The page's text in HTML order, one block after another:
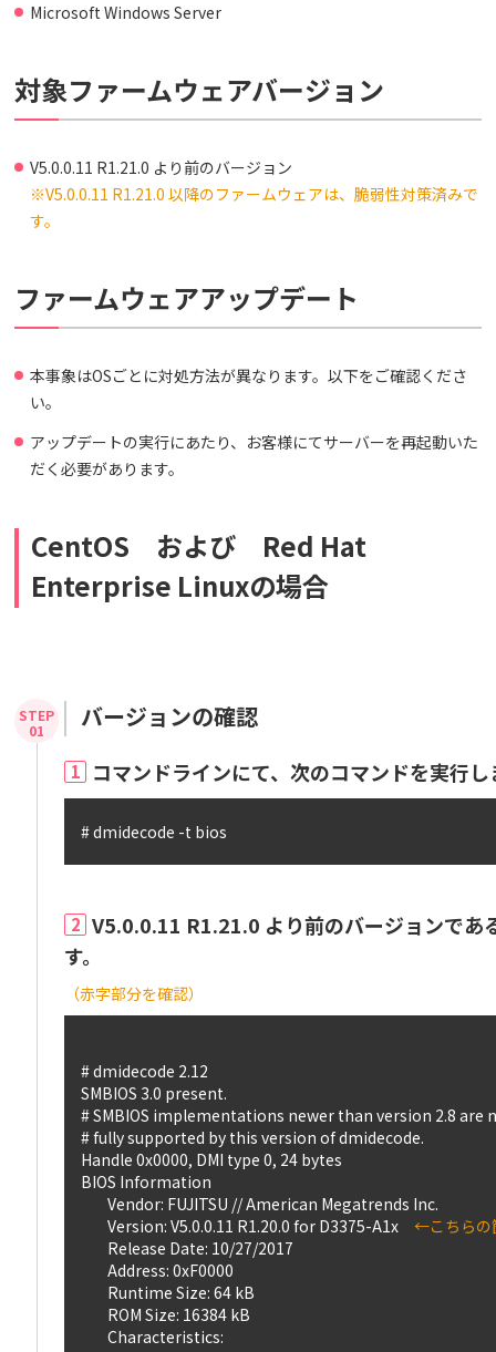
Microsoft Windows Server
対象ファームウェアバージョン
V5.0.0.11 R1.21.0 より前のバージョン
※V5.0.0.11 R1.21.0 以降のファームウェアは、脆弱性対策済みで
す。
ファームウェアアップデート
本事象はOSごとに対処方法が異なります。以下をご確認くださ
い。
アップデートの実行にあたり、お客様にてサーバーを再起動いた
だく必要があります。
CentOS および Red Hat
Enterprise Linuxの場合
バージョンの確認
1 コマンドラインにて、次のコマンドを実行し
# dmidecode -t bios
2 V5.0.0.11 R1.21.0 より前のバージョンであ
す。
（赤字部分を確認）
# dmidecode 2.12
SMBIOS 3.0 present.
# SMBIOS implementations newer than version 2.8 are
# fully supported by this version of dmidecode.
Handle 0x0000, DMI type 0, 24 bytes
BIOS Information
        Vendor: FUJITSU // American Megatrends Inc.
        Version: V5.0.0.11 R1.20.0 for D3375-A1x
←こちらの
        Release Date: 10/27/2017
        Address: 0xF0000
        Runtime Size: 64 kB
        ROM Size: 16384 kB
        Characteristics: